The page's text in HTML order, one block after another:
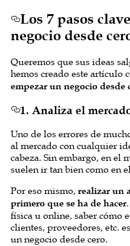
Los 7 pasos
negocio desde
Queremos que sus ideas
hemos creado este artículo
empezar un negocio desde
1. Analiza el
Uno de los errores de
al mercado con cualquier
cabeza. Sin embargo, en el
suelen ir tan bien como en
Por eso mismo, realizar un
primero que se ha de hacer
física u online, saber cómo
clientes, proveedores, etc.
un negocio desde cero.